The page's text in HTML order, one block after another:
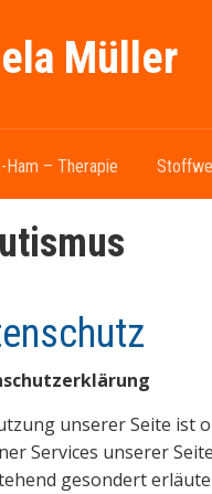
Müller
Ham – Therapie
unserer Seite ist
Services unserer
gesondert